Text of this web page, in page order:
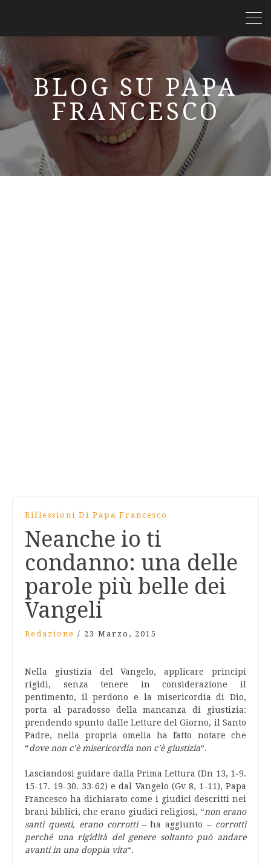
BLOG SU PAPA
FRANCESCO
Riflessioni Di Papa Francesco
Neanche io ti
condanno: una delle
parole più belle dei
Vangeli
Redazione / 23 Marzo, 2015
Nella giustizia del Vangelo, applicare principi
rigidi, senza tenere in considerazione il
pentimento, il perdono e la misericordia di Dio,
porta al paradosso della mancanza di giustizia:
prendendo spunto dalle Letture del Giorno, il Santo
Padre, nella propria omelia ha fatto notare che
“dove non c’è misericordia non c’è giustizia“.
Lasciandosi guidare dalla Prima Lettura (Dn 13, 1-9.
15-17. 19-30. 33-62) e dal Vangelo (Gv 8, 1-11), Papa
Francesco ha dichiarato come i giudici descritti nei
brani biblici, che erano giudici religiosi, “non erano
santi questi, erano corrotti– ha aggiunto – corrotti
perché una rigidità del genere soltanto può andare
avanti in una doppia vita“.